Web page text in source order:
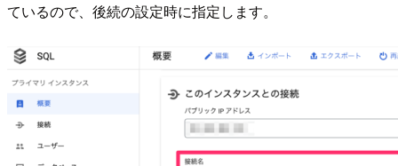
ているので、後続の設定時に指定します。